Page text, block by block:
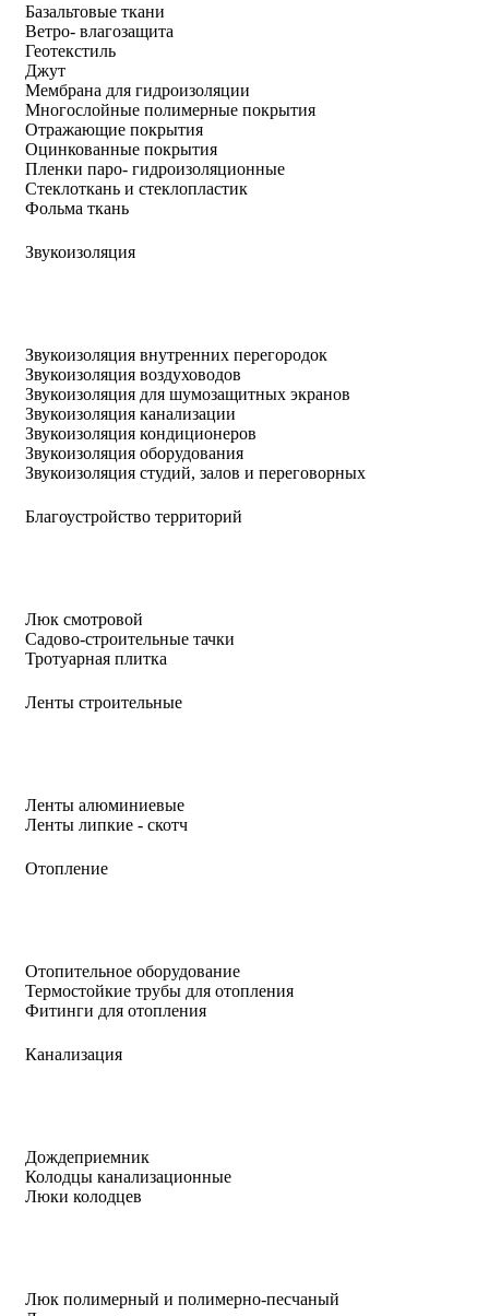
Базальтовые ткани
Ветро- влагозащита
Геотекстиль
Джут
Мембрана для гидроизоляции
Многослойные полимерные покрытия
Отражающие покрытия
Оцинкованные покрытия
Пленки паро- гидроизоляционные
Стеклоткань и стеклопластик
Фольма ткань
Звукоизоляция
Звукоизоляция внутренних перегородок
Звукоизоляция воздуховодов
Звукоизоляция для шумозащитных экранов
Звукоизоляция канализации
Звукоизоляция кондиционеров
Звукоизоляция оборудования
Звукоизоляция студий, залов и переговорных
Благоустройство территорий
Люк смотровой
Садово-строительные тачки
Тротуарная плитка
Ленты строительные
Ленты алюминиевые
Ленты липкие - скотч
Отопление
Отопительное оборудование
Термостойкие трубы для отопления
Фитинги для отопления
Канализация
Дождеприемник
Колодцы канализационные
Люки колодцев
Люк полимерный и полимерно-песчаный